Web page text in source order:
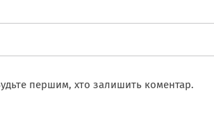
першим, хто залишить коментар.